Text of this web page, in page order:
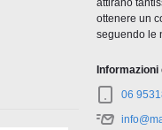
attirano
ottenere un
seguendo le
06